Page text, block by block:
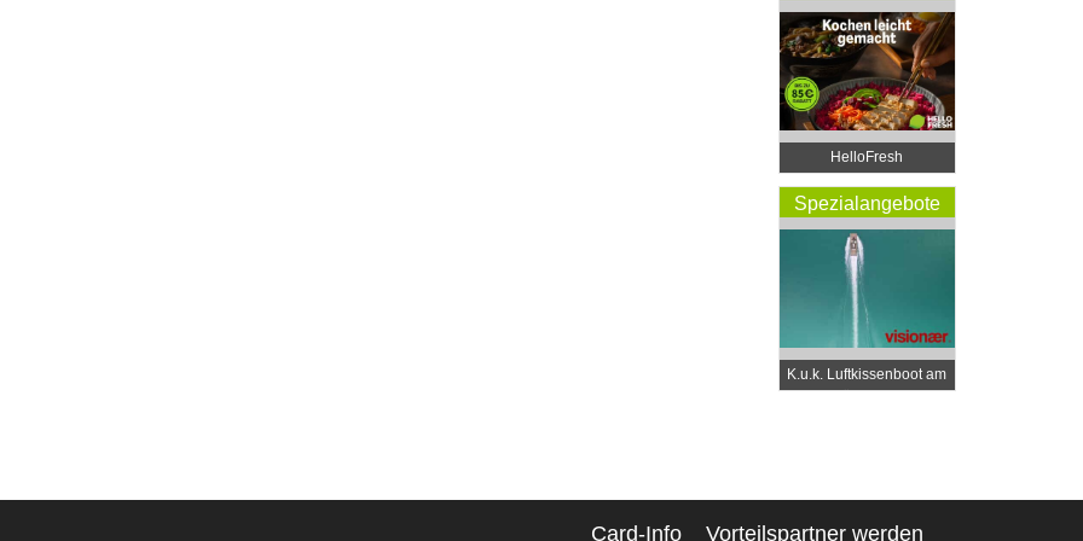
Rabatt
HelloFresh
Spezialangebote
K.u.k. Luftkissenboot am
Wörthersee
Card-Info Vorteilspartner werden